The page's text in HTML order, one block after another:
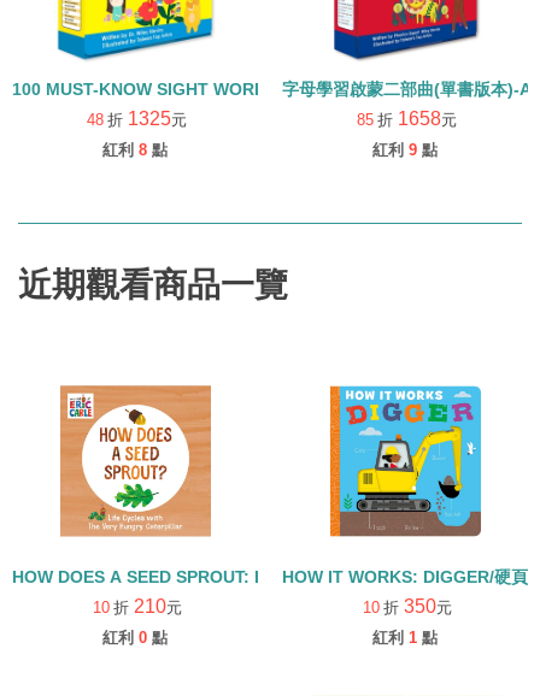
100 MUST-KNOW SIGHT WORDS/常見字強化英語力/內含25本小書
48 折 1325元
紅利 8 點
字母學習啟蒙二部曲(單書版本)-
85 折 1658元
紅利 9 點
近期觀看商品一覽
HOW DOES A SEED SPROUT: LIFE CYCLES WITH THE VERY
10 折 210元
紅利 0 點
HOW IT WORKS: DIGGER/硬頁
10 折 350元
紅利 1 點